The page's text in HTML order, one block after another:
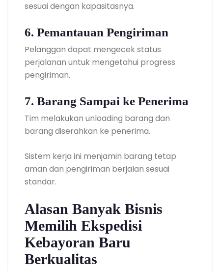
sesuai dengan kapasitasnya.
6. Pemantauan Pengiriman
Pelanggan dapat mengecek status
perjalanan untuk mengetahui progress
pengiriman.
7. Barang Sampai ke Penerima
Tim melakukan unloading barang dan
barang diserahkan ke penerima.
Sistem kerja ini menjamin barang tetap
aman dan pengiriman berjalan sesuai
standar.
Alasan Banyak Bisnis
Memilih Ekspedisi
Kebayoran Baru
Berkualitas